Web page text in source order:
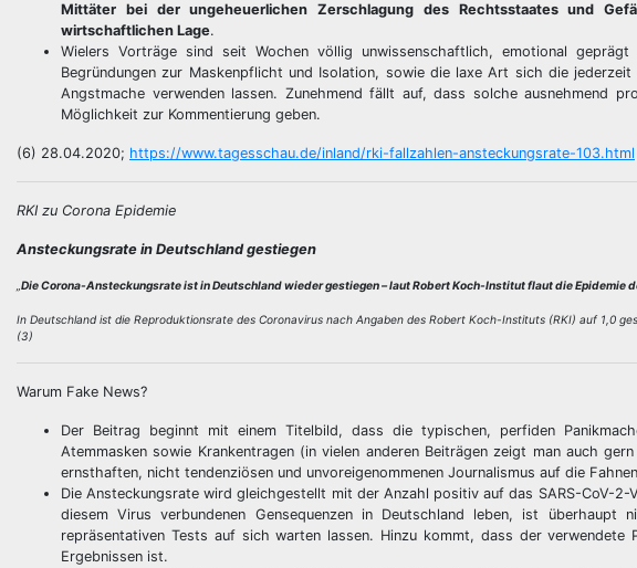
Mittäter bei der ungeheuerlichen Zerschlagung des Rechtsstaates und
wirtschaftlichen Lage.
Wielers Vorträge sind seit Wochen völlig unwissenschaftlich, emotional
Begründungen zur Maskenpflicht und Isolation, sowie die laxe Art sich die
Angstmache verwenden lassen. Zunehmend fällt auf, dass solche ausnehmend
Möglichkeit zur Kommentierung geben.
(6) 28.04.2020; https://www.tagesschau.de/inland/rki-fallzahlen-ansteckungsrate-103.html
RKI zu Corona Epidemie
Ansteckungsrate in Deutschland gestiegen
Die Corona-Ansteckungsrate ist in Deutschland wieder gestiegen – laut Robert Koch-Institut flaut die Epidemie
In Deutschland ist die Reproduktionsrate des Coronavirus nach Angaben des Robert Koch-Instituts (RKI) auf 1,0
(3)
Warum Fake News?
Der Beitrag beginnt mit einem Titelbild, dass die typischen, perfiden
Atemmasken sowie Krankentragen (in vielen anderen Beiträgen zeigt man auch
ernsthaften, nicht tendenziösen und unvoreigenommenen Journalismus auf die
Die Ansteckungsrate wird gleichgestellt mit der Anzahl positiv auf das SARS-CoV-
diesem Virus verbundenen Gensequenzen in Deutschland leben, ist
repräsentativen Tests auf sich warten lassen. Hinzu kommt, dass der verwendete
Ergebnissen ist.